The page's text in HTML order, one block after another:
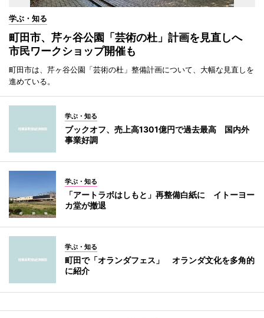
学ぶ・知る
町田市、芹ヶ谷公園「芸術の杜」計画を見直しへ
市民ワークショップ開催も
町田市は、芹ヶ谷公園「芸術の杜」整備計画について、大幅な見直しを
進めている。
学ぶ・知る
ブックオフ、売上高1301億円で過去最高 国内外
事業好調
学ぶ・知る
「アートラボはしもと」再整備白紙に イトーヨー
カ堂が撤退
学ぶ・知る
町田で「オランダフェス」 オランダ文化を多角的
に紹介